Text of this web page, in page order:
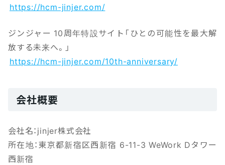
https://hcm-jinjer.com/
ジンジャー 10周年特設サイト「ひとの可能性を最大解
放する未来へ。」
https://hcm-jinjer.com/10th-anniversary/
会社概要
会社名：jinjer株式会社
所在地：東京都新宿区西新宿 6-11-3 WeWork Dタワー
西新宿